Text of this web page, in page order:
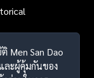
Men San Dao
ละผู้คุ้มกันของ